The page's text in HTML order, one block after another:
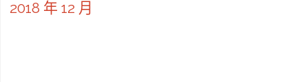
2018 年 12 月